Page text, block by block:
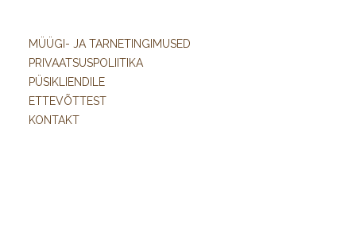
MÜÜGI- JA TARNETINGIMUSED
PRIVAATSUSPOLIITIKA
PÜSIKLIENDILE
ETTEVÕTTEST
KONTAKT